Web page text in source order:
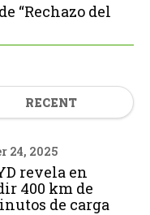
“Rechazo del
RECENT
24, 2025
revela en
400 km de
de carga